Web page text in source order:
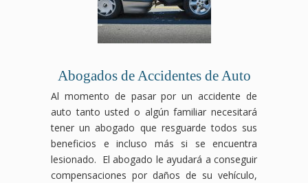
accidentes
centros
comerciales
ocurrir
por
condiciones
inseguras,
como
resbaladizos,
falta
de
traumáticos
y
tener
consecuencias
pero
tienes
que
enfrentarlos
solo.
Nuestro
equipo
de
Nuestro
equipo
de
abogados
en
laboral
luchará
para
tus
derechos
sean
ingresos,
otros
ocasionados
por
el
accidente.
Los
accidentes
de
bicicleta
pueden
Los
accidentes
de
auto
ser
pero
no
tienes
que
enfrentarlo
solo.
Nuestro
salarios
perdidos
y
más.
accidentes
pueden
ocurrir
en
industria
y a
menudo
Abogados de Accidentes de Auto
Al momento de pasar por un accidente de
auto tanto usted o algún familiar necesitará
tener un abogado que resguarde todos sus
beneficios e incluso más si se encuentra
lesionado. El abogado le ayudará a conseguir
compensaciones por daños de su vehículo,